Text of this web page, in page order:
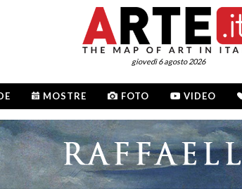
giovedì 6 agosto 2026
MOSTRE FOTO VIDEO